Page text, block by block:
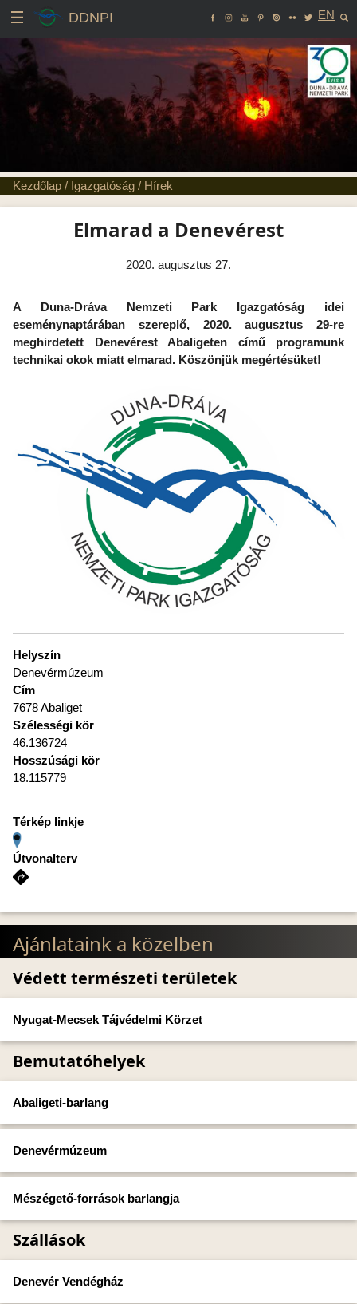
DDNPI EN
Kezdőlap / Igazgatóság / Hírek
Elmarad a Denevérest
2020. augusztus 27.
A Duna-Dráva Nemzeti Park Igazgatóság idei
eseménynaptárában szereplő, 2020. augusztus 29-re
meghirdetett Denevérest Abaligeten című programunk
technikai okok miatt elmarad. Köszönjük megértésüket!
Helyszín
Denevérmúzeum
Cím
7678 Abaliget
Szélességi kör
46.136724
Hosszúsági kör
18.115779
Térkép linkje
Útvonalterv
Ajánlataink a közelben
Védett természeti területek
Nyugat-Mecsek Tájvédelmi Körzet
Bemutatóhelyek
Abaligeti-barlang
Denevérmúzeum
Mészégető-források barlangja
Szállások
Denevér Vendégház